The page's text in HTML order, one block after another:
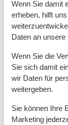
das
in der Sie
genießen
Wir bitten um
im
Wenn Sie damit
erheben, hilft
Daten an
Wenn Sie die
Sie sich damit
wir Daten für
weitergeben.
Sie können Ihre
Marketing